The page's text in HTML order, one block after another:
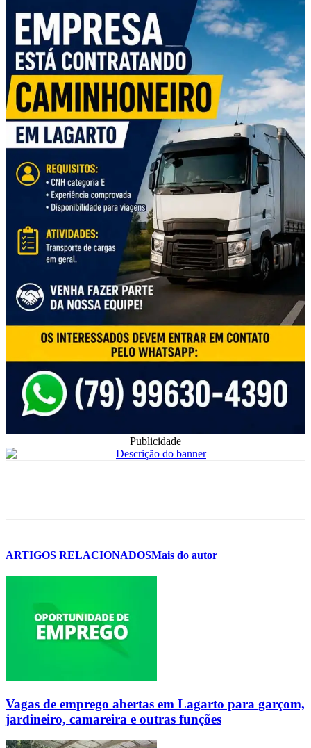
Publicidade
ARTIGOS RELACIONADOSMais do autor
Vagas de emprego abertas em Lagarto para garçom,
jardineiro, camareira e outras funções